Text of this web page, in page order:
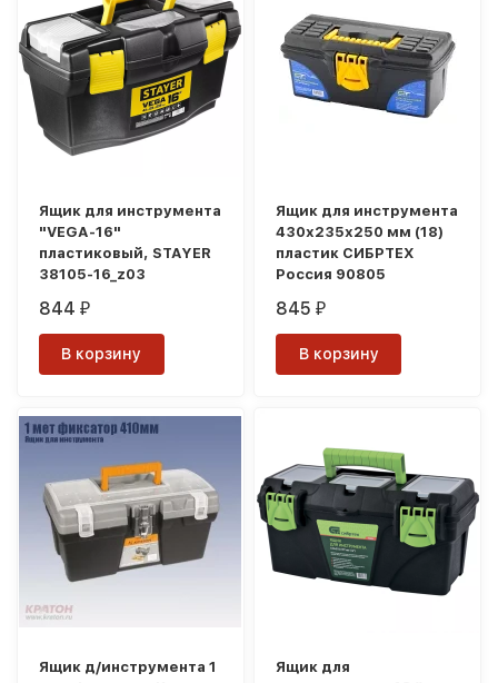
Ящик для инструмента
"VEGA-16"
пластиковый, STAYER
38105-16_z03
844₽
В корзину
Ящик для инструмента
430х235х250 мм (18)
пластик СИБРТЕХ
Россия 90805
845₽
В корзину
Ящик д/инструмента 1
Ящик для